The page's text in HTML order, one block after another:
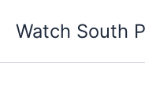
Watch South